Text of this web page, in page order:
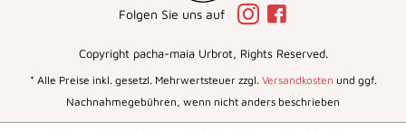
* Alle Preise inkl. gesetzl. Mehrwertsteuer zzgl. Versandkosten und ggf.
Nachnahmegebühren, wenn nicht anders beschrieben
Copyright pacha-maia Urbrot, Rights Reserved.
Folgen Sie uns auf